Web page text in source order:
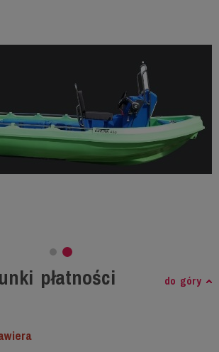
płatności do góry